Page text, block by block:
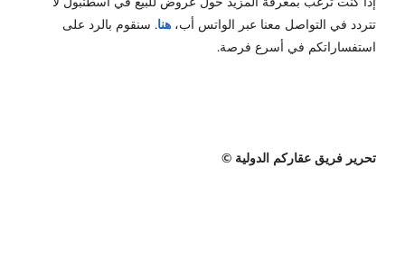
تتردد في التواصل معنا عبر الواتس أب، هنا. سنقوم بالرد على
استفساراتكم في أسرع فرصة.
تحرير فريق عقاركم الدولية ©